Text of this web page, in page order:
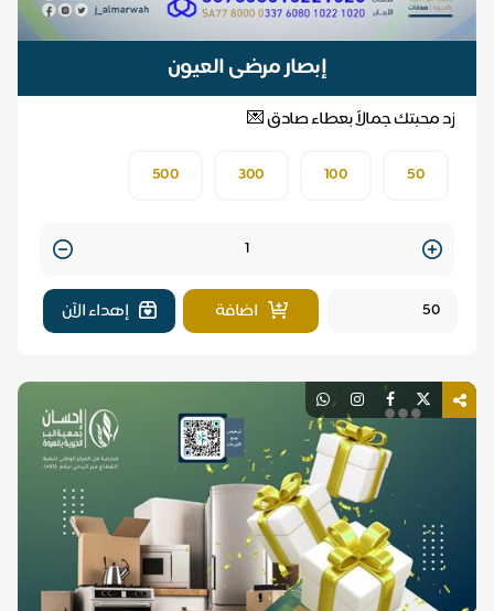
إبصار مرضى العيون
زد محبتك جمالاً بعطاء صادق 💌
50
100
300
500
Quantity
اضافة
إهداء الآن